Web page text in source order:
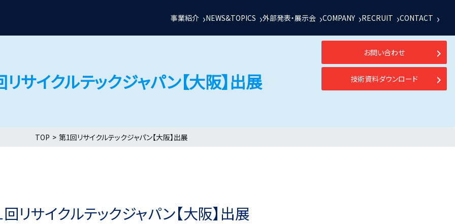
お問い合わせ
技術資料ダウンロード
事業紹介 NEWS&TOPICS 外部発表・展示会 COMPANY RECRUIT CONTACT
サイクルテックジャパン【大阪】出展
TOP 第1回リサイクルテックジャパン【大阪】出展
リサイクルテックジャパン【大阪】出展